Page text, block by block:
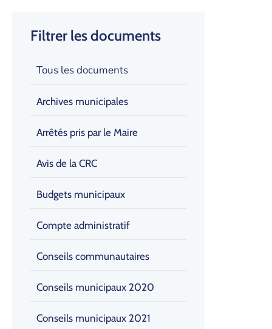
Filtrer les documents
Tous les documents
Archives municipales
Arrêtés pris par le Maire
Avis de la CRC
Budgets municipaux
Compte administratif
Conseils communautaires
Conseils municipaux 2020
Conseils municipaux 2021